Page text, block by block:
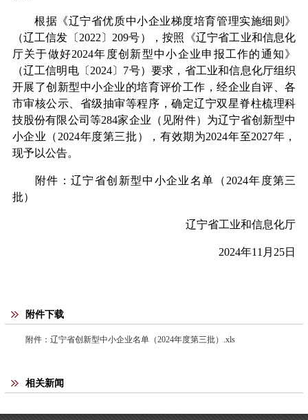
根据《辽宁省优质中小企业梯度培育管理实施细则》
（辽工信发〔 2022 〕 209号），按照《辽宁省工业和信息化
厅关于做好2024年度创新型中小企业申报工作的通知》
（辽工信明电〔 2024〕 7号）要求，省工业和信息化厅组织
开展了创新型中小企业的培育评价工作，经企业自评、各
市审核公示、省级抽审等程序，确定辽宁双星脊柱梳理科
技股份有限公司等284家企业（见附件）为辽宁省创新型中
小企业（ 2024年度第三批），有效期为2024年至2027年，
现予以公告。
附件：辽宁省创新型中小企业名单（ 2024年度第三
批）
辽宁省工业和信息化厅
2024年11 月 25日
附件下载
附件：辽宁省创新型中小企业名单（2024年度第三批）.xls
相关新闻